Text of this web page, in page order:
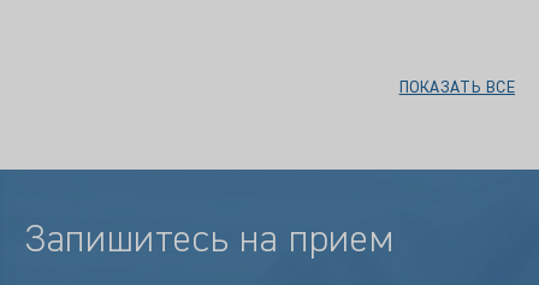
ПОКАЗАТЬ ВСЕ
Запишитесь на прием